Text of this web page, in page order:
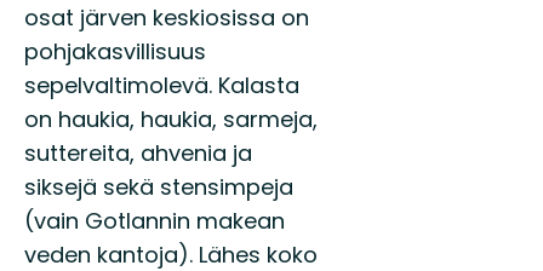
osat järven keskiosissa on
pohjakasvillisuus
sepelvaltimolevä. Kalasta
on haukia, haukia, sarmeja,
suttereita, ahvenia ja
siksejä sekä stensimpeja
(vain Gotlannin makean
veden kantoja). Lähes koko